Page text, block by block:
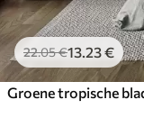
22.05€13.23€